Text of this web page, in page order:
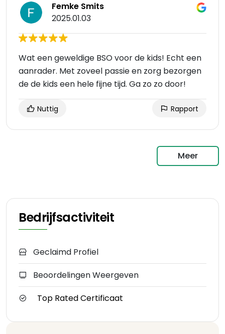
Femke Smits
2025.01.03
Wat een geweldige BSO voor de kids! Echt een
aanrader. Met zoveel passie en zorg bezorgen
de de kids een hele fijne tijd. Ga zo zo door!
Nuttig Rapport
Meer
Bedrijfsactiviteit
Geclaimd Profiel
Beoordelingen Weergeven
Top Rated Certificaat